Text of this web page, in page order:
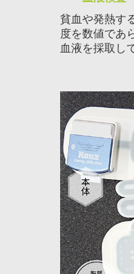
貧血や発熱す
度を数値であ
血液を採取し